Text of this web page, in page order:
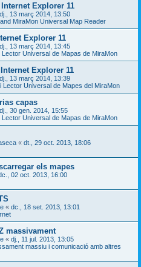
Explorer 11
dj., 13 març 2014, 13:50
MiraMon Universal Map Reader
Explorer 11
dj., 13 març 2014, 13:45
Lector Universal de Mapas de MiraMon
Explorer 11
dj., 13 març 2014, 13:39
Lector Universal de Mapes del MiraMon
capas
dj., 30 gen. 2014, 15:55
Lector Universal de Mapas de MiraMon
« dt., 29 oct. 2013, 18:06
els mapes
02 oct. 2013, 16:00
« dc., 18 set. 2013, 13:01
massivament
« dj., 11 jul. 2013, 13:05
massiu i comunicació amb altres